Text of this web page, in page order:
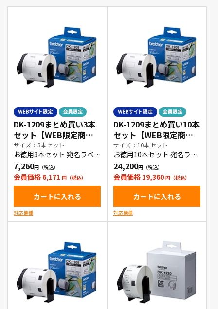
DK-1209まとめ買い3本
セット【WEB限定商
品】
サイズ：3本セット
お徳用3本セット 宛名ラベル
(小)
7,260
会員価格 6,171
カートに入れる
対応機種
DK-1209まとめ買い10本
セット【WEB限定商
品】
サイズ：10本セット
お徳用10本セット 宛名ラベ
ル(小)
24,200
会員価格 19,360
カートに入れる
対応機種